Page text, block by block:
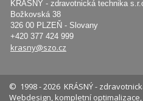
KRÁSNÝ - zdravotnická technika
Božkovská 38
326 00 PLZEŇ - Slovany
+420 377 424 999
krasny@szo.cz
© 1998 - 2026 KRÁSNÝ -
Webdesign, kompletní optimalizace,